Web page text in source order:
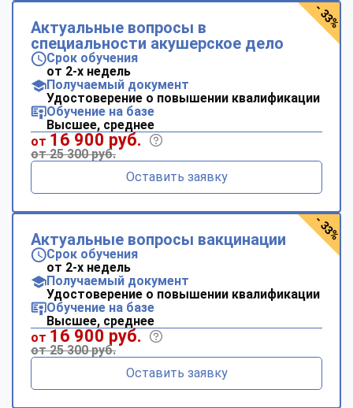
Актуальные вопросы в
специальности акушерское дело
Срок обучения
от 2-х недель
Получаемый документ
Удостоверение о повышении квалификации
Обучение на базе
Высшее, среднее
от 16 900 руб.
от 25 300 руб.
Оставить заявку
- 33%
Актуальные вопросы вакцинации
Срок обучения
от 2-х недель
Получаемый документ
Удостоверение о повышении квалификации
Обучение на базе
Высшее, среднее
от 16 900 руб.
от 25 300 руб.
Оставить заявку
- 33%